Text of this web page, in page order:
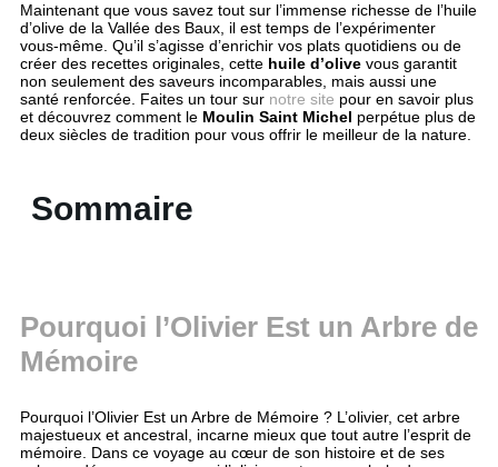
Maintenant que vous savez tout sur l’immense richesse de l’huile
d’olive de la Vallée des Baux, il est temps de l’expérimenter
vous-même. Qu’il s’agisse d’enrichir vos plats quotidiens ou de
créer des recettes originales, cette huile d’olive vous garantit
non seulement des saveurs incomparables, mais aussi une
santé renforcée. Faites un tour sur notre site pour en savoir plus
et découvrez comment le Moulin Saint Michel perpétue plus de
deux siècles de tradition pour vous offrir le meilleur de la nature.
Sommaire
Pourquoi l’Olivier Est un Arbre de
Mémoire
Pourquoi l’Olivier Est un Arbre de Mémoire ? L’olivier, cet arbre
majestueux et ancestral, incarne mieux que tout autre l’esprit de
mémoire. Dans ce voyage au cœur de son histoire et de ses